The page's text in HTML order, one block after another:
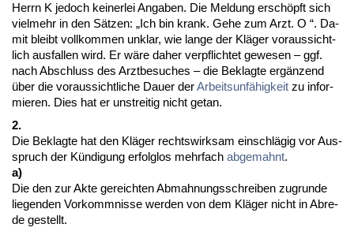
Herrn K je­doch kei­ner­lei An­ga­ben. Die Mel­dung erschöpft sich
viel­mehr in den Sätzen: „Ich bin krank. Ge­he zum Arzt. O “. Da­
mit bleibt voll­kom­men un­klar, wie lan­ge der Kläger vor­aus­sicht­
lich aus­fal­len wird. Er wäre da­her ver­pflich­tet ge­we­sen – ggf.
nach Ab­schluss des Arzt­be­su­ches – die Be­klag­te ergänzend
über die vor­aus­sicht­li­che Dau­er derAr­beits­unfähig­keit zu in­for­
mie­ren. Dies hat er un­strei­tig nicht ge­tan.
2.
Die Be­klag­te hat den Kläger rechts­wirk­sam ein­schlägig vor Aus­
spruch der Kündi­gung er­folg­los mehr­fach ab­ge­mahnt.
a)
Die den zur Ak­te ge­reich­ten Ab­mah­nungs­schrei­ben zu­grun­de
lie­gen­den Vor­komm­nis­se wer­den von dem Kläger nicht in Ab­re­
de ge­stellt.